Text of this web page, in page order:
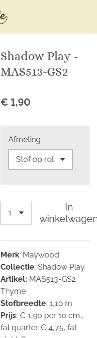
Shadow Play -
MAS513-GS2
€ 1,90
Afmeting
In
Merk: Maywood
Collectie: Shadow Play
Artikel: MAS513-GS2
Thyme
Stofbreedte: 1,10 m.
Prijs: € 1,90 per 10 cm.,
fat quarter € 4,75, fat